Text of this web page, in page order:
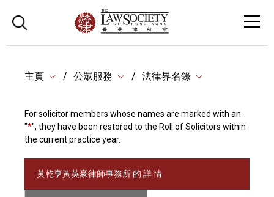
主頁 公眾服務 法律界名錄
For solicitor members whose names are marked with an
"*", they have been restored to the Roll of Solicitors within
the current practice year.
黃乾亨黃英豪律師事務所 的 詳 情